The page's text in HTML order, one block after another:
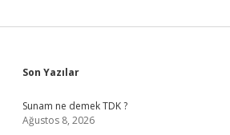
Sidebar
Son Yazılar
Sunam ne demek TDK ?
Ağustos 8, 2026